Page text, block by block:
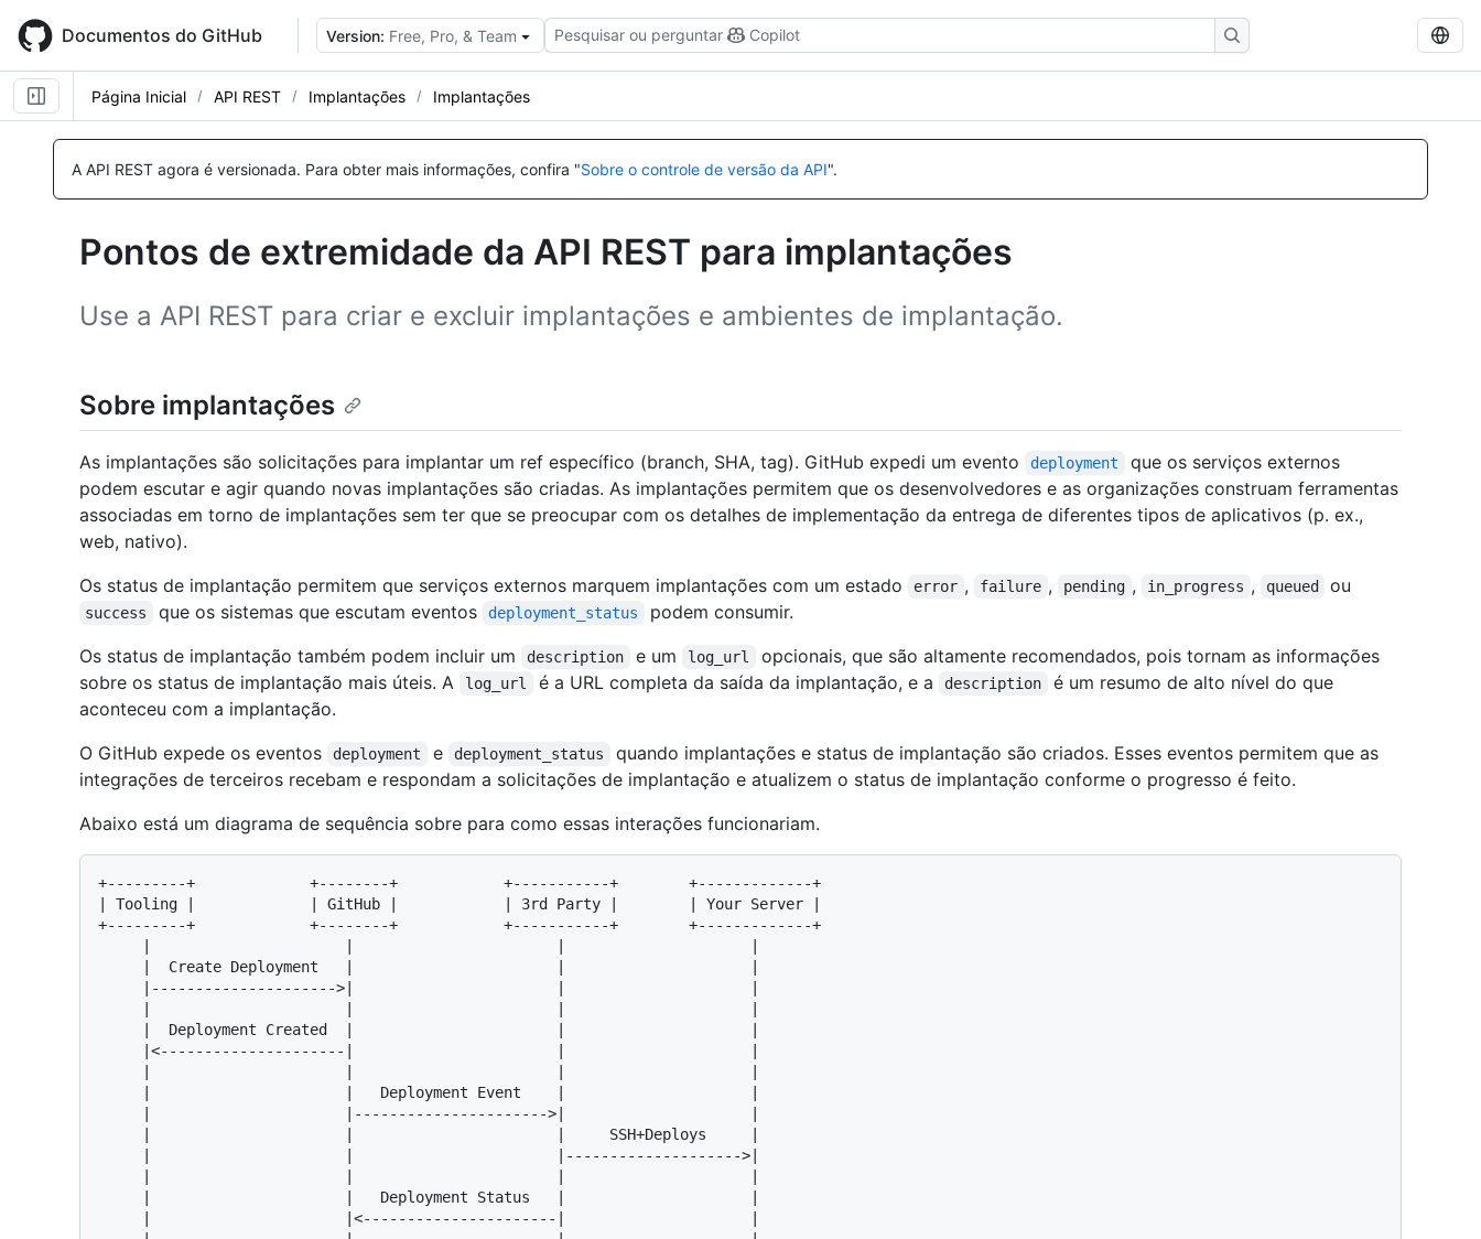
main
content
Documentos do GitHub Version: Free, Pro, & Team Pesquisar ou perguntar Copilot
Página Inicial API REST Implantações Implantações
A API REST agora é versionada. Para obter mais informações, confira "Sobre o controle de versão da API".
Pontos de extremidade da API REST para implantações
Use a API REST para criar e excluir implantações e ambientes de implantação.
Sobre implantações
As implantações são solicitações para implantar um ref específico (branch, SHA, tag). GitHub expedi um evento deployment
que os serviços externos
podem escutar e agir quando novas implantações são criadas. As implantações permitem que os desenvolvedores e as organizações construam ferramentas
associadas em torno de implantações sem ter que se preocupar com os detalhes de implementação da entrega de diferentes tipos de aplicativos (p. ex.,
web, nativo).
Os status de implantação permitem que serviços externos marquem implantações com um estado
error , failure , pending , in_progress , queued ou
success que os sistemas que escutam eventos deployment_status
podem consumir.
Os status de implantação também podem incluir um
description e um log_url
opcionais, que são altamente recomendados, pois tornam as informações
sobre os status de implantação mais úteis. A
log_url é a URL completa da saída da implantação, e a description
é um resumo de alto nível do que
aconteceu com a implantação.
O GitHub expede os eventos
deployment e deployment_status
quando implantações e status de implantação são criados. Esses eventos permitem que as
integrações de terceiros recebam e respondam a solicitações de implantação e atualizem o status de implantação conforme o progresso é feito.
Abaixo está um diagrama de sequência sobre para como essas interações funcionariam.
+---------+             +--------+            +-----------+        +-------------+
| Tooling |             | GitHub |            | 3rd Party |        | Your Server |
+---------+             +--------+            +-----------+        +-------------+
Nome,
Tipo,
Nome,
Tipo,
Nome,
Tipo,
Nome,
Tipo,
Nome,
Tipo,
Nome,
Tipo,
Nome,
Tipo,
Nome,
Tipo,
Nome,
Tipo,
Nome,
Tipo,